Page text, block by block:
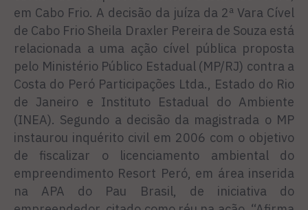
em Cabo Frio. A decisão da juíza da 2ª Vara Cível
de Cabo Frio Sheila Draxler Pereira de Souza está
relacionada a uma ação cível pública proposta
pelo Ministério Público Estadual (MP/RJ) contra a
Costa do Peró Participações Ltda., Estado do Rio
de Janeiro e Instituto Estadual do Ambiente
(INEA). Segundo a decisão da magistrada o MP
instaurou inquérito civil em 2006 com o objetivo
de fiscalizar o licenciamento ambiental do
empreendimento Resort Peró, em área inserida
na APA do Pau Brasil, de iniciativa do